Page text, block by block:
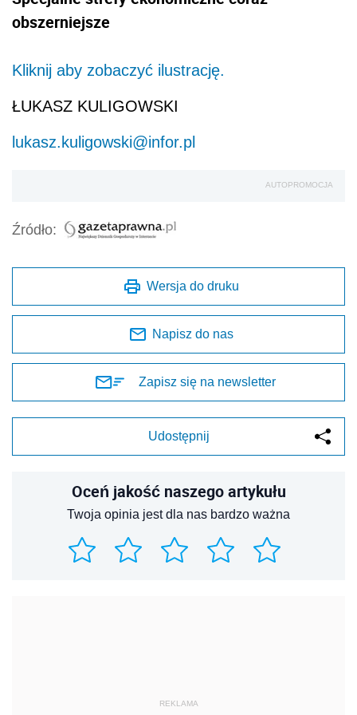
obszerniejsze
Kliknij aby zobaczyć ilustrację.
ŁUKASZ KULIGOWSKI
lukasz.kuligowski@infor.pl
AUTOPROMOCJA
Źródło:
Wersja do druku
Napisz do nas
Zapisz się na newsletter
Udostępnij
Oceń jakość naszego artykułu
Twoja opinia jest dla nas bardzo ważna
REKLAMA